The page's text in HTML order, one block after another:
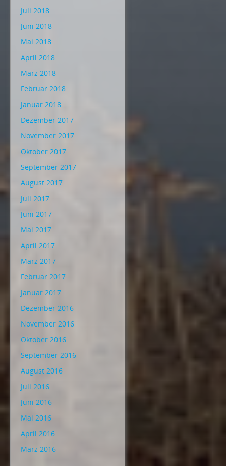
Juli 2018
Juni 2018
Mai 2018
April 2018
März 2018
Februar 2018
Januar 2018
Dezember 2017
November 2017
Oktober 2017
September 2017
August 2017
Juli 2017
Juni 2017
Mai 2017
April 2017
März 2017
Februar 2017
Januar 2017
Dezember 2016
November 2016
Oktober 2016
September 2016
August 2016
Juli 2016
Juni 2016
Mai 2016
April 2016
März 2016